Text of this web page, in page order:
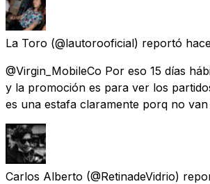
La Toro (@lautorooficial) reportó
@Virgin_MobileCo Por eso 15 días
y la promoción es para ver los
es una estafa claramente porq no
Carlos Alberto (@RetinadeVidrio)